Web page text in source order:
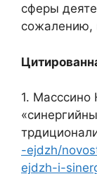
сферы
сожалению,
1.
-ejdzh/
ejdzh-i-